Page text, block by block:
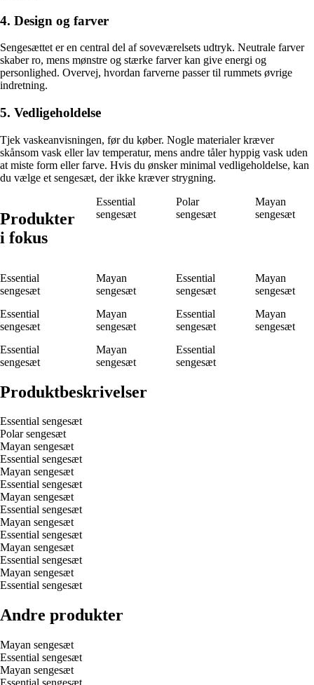
4. Design og farver
Sengesættet er en central del af soveværelsets udtryk. Neutrale farver
skaber ro, mens mønstre og stærke farver kan give energi og
personlighed. Overvej, hvordan farverne passer til rummets øvrige
indretning.
5. Vedligeholdelse
Tjek vaskeanvisningen, før du køber. Nogle materialer kræver
skånsom vask eller lav temperatur, mens andre tåler hyppig vask uden
at miste form eller farve. Hvis du ønsker minimal vedligeholdelse, kan
du vælge et sengesæt, der ikke kræver strygning.
Produkter
i fokus
Essential
sengesæt
Polar
sengesæt
Mayan
sengesæt
Essential
sengesæt
Mayan
sengesæt
Essential
sengesæt
Mayan
sengesæt
Essential
sengesæt
Mayan
sengesæt
Essential
sengesæt
Mayan
sengesæt
Essential
sengesæt
Mayan
sengesæt
Essential
sengesæt
Produktbeskrivelser
Essential sengesæt
Polar sengesæt
Mayan sengesæt
Essential sengesæt
Mayan sengesæt
Essential sengesæt
Mayan sengesæt
Essential sengesæt
Mayan sengesæt
Essential sengesæt
Mayan sengesæt
Essential sengesæt
Mayan sengesæt
Essential sengesæt
Andre produkter
Mayan sengesæt
Essential sengesæt
Mayan sengesæt